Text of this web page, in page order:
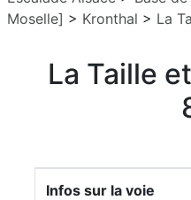
Moselle] > Kronthal > La
La Taille
Infos sur la voie